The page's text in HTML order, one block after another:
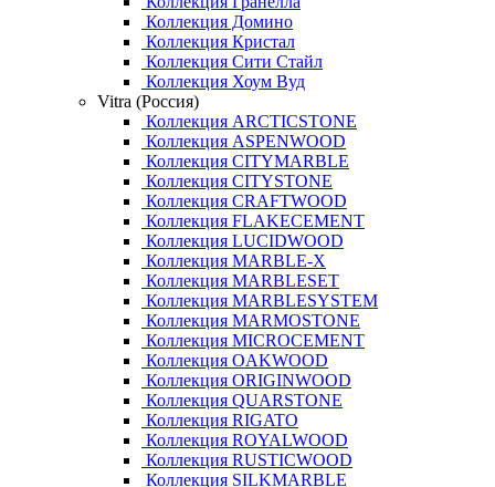
Коллекция Домино
Коллекция Кристал
Коллекция Сити Стайл
Коллекция Хоум Вуд
Vitra (Россия)
Коллекция ARCTICSTONE
Коллекция ASPENWOOD
Коллекция CITYMARBLE
Коллекция CITYSTONE
Коллекция CRAFTWOOD
Коллекция FLAKECEMENT
Коллекция LUCIDWOOD
Коллекция MARBLE-X
Коллекция MARBLESET
Коллекция MARBLESYSTEM
Коллекция MARMOSTONE
Коллекция MICROCEMENT
Коллекция OAKWOOD
Коллекция ORIGINWOOD
Коллекция QUARSTONE
Коллекция RIGATO
Коллекция ROYALWOOD
Коллекция RUSTICWOOD
Коллекция SILKMARBLE